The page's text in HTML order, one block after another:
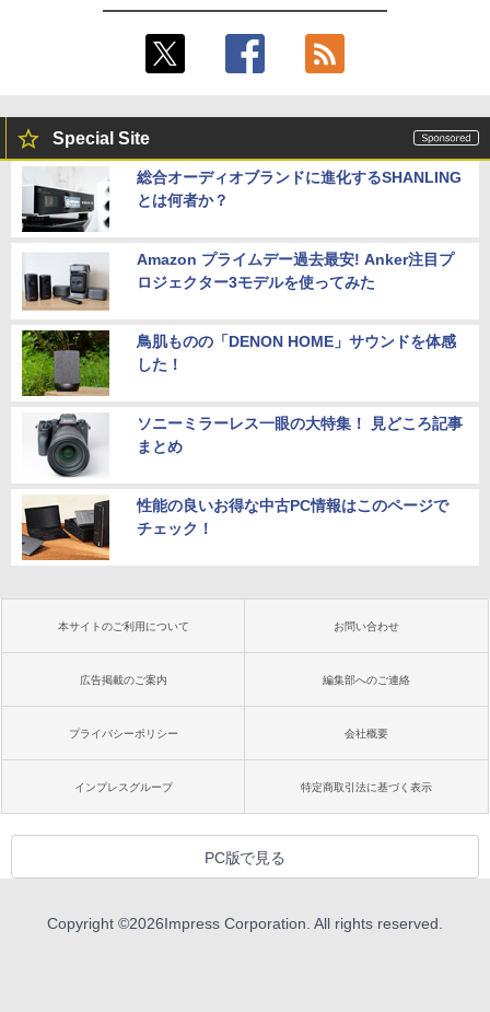
Special Site
総合オーディオブランドに進化するSHANLING
とは何者か？
Amazon プライムデー過去最安! Anker注目プ
ロジェクター3モデルを使ってみた
鳥肌ものの「DENON HOME」サウンドを体感
した！
ソニーミラーレス一眼の大特集！ 見どころ記事
まとめ
性能の良いお得な中古PC情報はこのページで
チェック！
本サイトのご利用について お問い合わせ
広告掲載のご案内 編集部へのご連絡
プライバシーポリシー 会社概要
インプレスグループ 特定商取引法に基づく表示
PC版で見る
Copyright ©2026Impress Corporation. All rights reserved.